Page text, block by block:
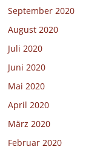
September 2020
August 2020
Juli 2020
Juni 2020
Mai 2020
April 2020
März 2020
Februar 2020